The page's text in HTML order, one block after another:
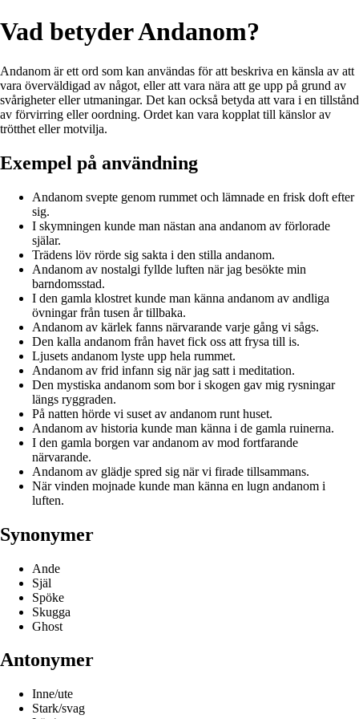
Vad betyder Andanom?
Andanom är ett ord som kan användas för att beskriva en känsla av att
vara överväldigad av något, eller att vara nära att ge upp på grund av
svårigheter eller utmaningar. Det kan också betyda att vara i en tillstånd
av förvirring eller oordning. Ordet kan vara kopplat till känslor av
trötthet eller motvilja.
Exempel på användning
Andanom svepte genom rummet och lämnade en frisk doft efter
sig.
I skymningen kunde man nästan ana andanom av förlorade
själar.
Trädens löv rörde sig sakta i den stilla andanom.
Andanom av nostalgi fyllde luften när jag besökte min
barndomsstad.
I den gamla klostret kunde man känna andanom av andliga
övningar från tusen år tillbaka.
Andanom av kärlek fanns närvarande varje gång vi sågs.
Den kalla andanom från havet fick oss att frysa till is.
Ljusets andanom lyste upp hela rummet.
Andanom av frid infann sig när jag satt i meditation.
Den mystiska andanom som bor i skogen gav mig rysningar
längs ryggraden.
På natten hörde vi suset av andanom runt huset.
Andanom av historia kunde man känna i de gamla ruinerna.
I den gamla borgen var andanom av mod fortfarande
närvarande.
Andanom av glädje spred sig när vi firade tillsammans.
När vinden mojnade kunde man känna en lugn andanom i
luften.
Synonymer
Ande
Själ
Spöke
Skugga
Ghost
Antonymer
Inne/ute
Stark/svag